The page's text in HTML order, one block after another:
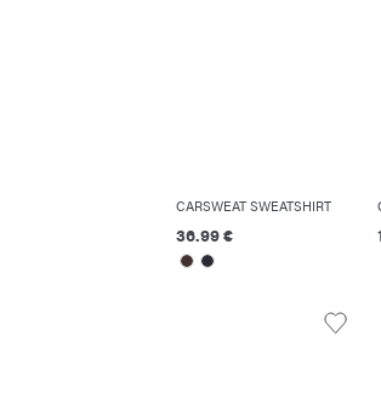
CARSWEAT SWEATSHIRT
36.99 €